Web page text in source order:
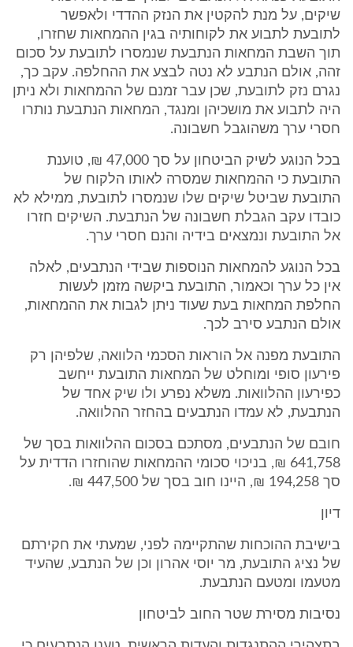
שיקים, על מנת להקטין את הנזק ההדדי ולאפשר
לתובעת לתבוע את לקוחותיה בגין ההמחאות שחזרו,
תוך השבת המחאות הנתבעת שנמסרו לתובעת על סכום
זהה, אולם הנתבע לא נטה לבצע את ההחלפה. עקב כך,
נגרם נזק לתובעת, שכן עבר זמנם של ההמחאות ולא ניתן
היה לתבוע את מושכיהן ומנגד, המחאות הנתבעת נותרו
חסרי ערך משהוגבל חשבונה.
בכל הנוגע לשיק הביטחון על סך 47,000 ₪, טוענת
התובעת כי ההמחאות שמסרה לאותו הלקוח של
התובעת שביטל שיקים שלו שנמסרו לתובעת, ממילא לא
כובדו עקב הגבלת חשבונה של הנתבעת. השיקים חזרו
אל התובעת ונמצאים בידיה והנם חסרי ערך.
בכל הנוגע להמחאות הנוספות שבידי הנתבעים, לאלה
אין כל ערך וכאמור, התובעת ביקשה מזמן לעשות
החלפת המחאות בעת שעוד ניתן לגבות את ההמחאות,
אולם הנתבע סירב לכך.
התובעת מפנה אל הוראות הסכמי הלוואה, שלפיהן רק
פירעון סופי ומוחלט של המחאות התובעת ייחשב
כפירעון ההלוואות. משלא נפרע ולו שיק אחד של
הנתבעת, לא עמדו הנתבעים בהחזר ההלוואה.
חובם של הנתבעים, מסתכם בסכום ההלוואות בסך של
641,758 ₪, בניכוי סכומי ההמחאות שהוחזרו הדדית על
סך 194,258 ₪, היינו חוב בסך של 447,500 ₪.
דיון
בישיבת ההוכחות שהתקיימה לפני, שמעתי את חקירתם
של נציג התובעת, מר יוסי אהרון וכן של הנתבע, שהעיד
מטעמו ומטעם הנתבעת.
נסיבות מסירת שטר החוב לביטחון